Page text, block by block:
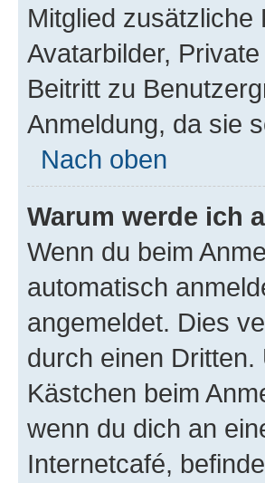
Mitglied
Avatarbilder,
Beitritt zu
Anmeldung, da sie
Nach oben
Warum werde ich
Wenn du beim
automatisch
angemeldet. Dies
durch einen
Kästchen beim
wenn du dich an
Internetcafé,